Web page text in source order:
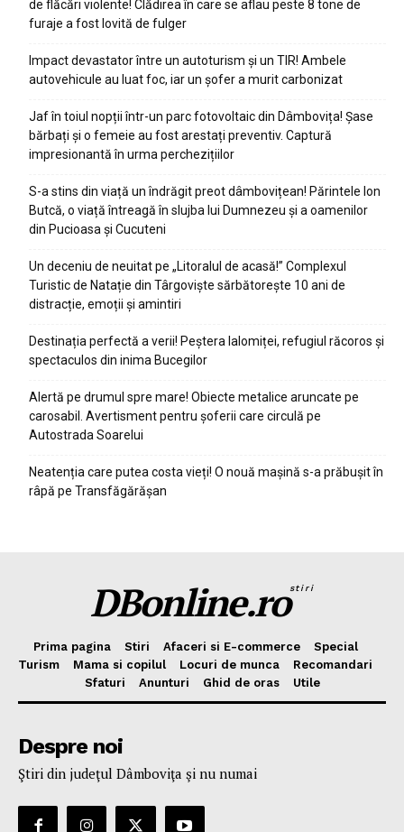
de flăcări violente! Clădirea în care se aflau peste 8 tone de
furaje a fost lovită de fulger
Impact devastator între un autoturism și un TIR! Ambele
autovehicule au luat foc, iar un șofer a murit carbonizat
Jaf în toiul nopții într-un parc fotovoltaic din Dâmbovița! Șase
bărbați și o femeie au fost arestați preventiv. Captură
impresionantă în urma perchezițiilor
S-a stins din viață un îndrăgit preot dâmbovițean! Părintele Ion
Butcă, o viață întreagă în slujba lui Dumnezeu și a oamenilor
din Pucioasa și Cucuteni
Un deceniu de neuitat pe „Litoralul de acasă!” Complexul
Turistic de Natație din Târgoviște sărbătorește 10 ani de
distracție, emoții și amintiri
Destinația perfectă a verii! Peștera Ialomiței, refugiul răcoros și
spectaculos din inima Bucegilor
Alertă pe drumul spre mare! Obiecte metalice aruncate pe
carosabil. Avertisment pentru șoferii care circulă pe
Autostrada Soarelui
Neatenția care putea costa vieți! O nouă mașină s-a prăbușit în
râpă pe Transfăgărășan
DBonline.rostiri
Prima pagina Stiri Afaceri si E-commerce
Special
Turism
Mama si copilul Locuri de munca
Recomandari
Sfaturi
Anunturi Ghid de oras Utile
Despre noi
Ştiri din judeţul Dâmboviţa şi nu numai